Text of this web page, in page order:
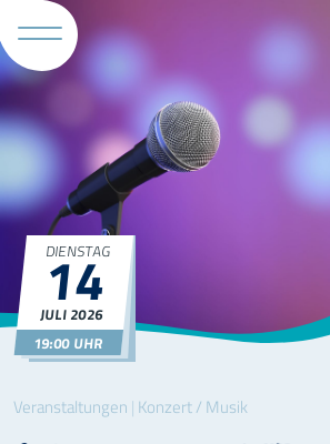
Veranstaltungen | Konzert / Musik
DIENSTAG
14
JULI2026
19:00 UHR